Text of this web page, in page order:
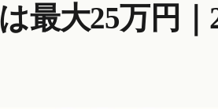
最大25万円